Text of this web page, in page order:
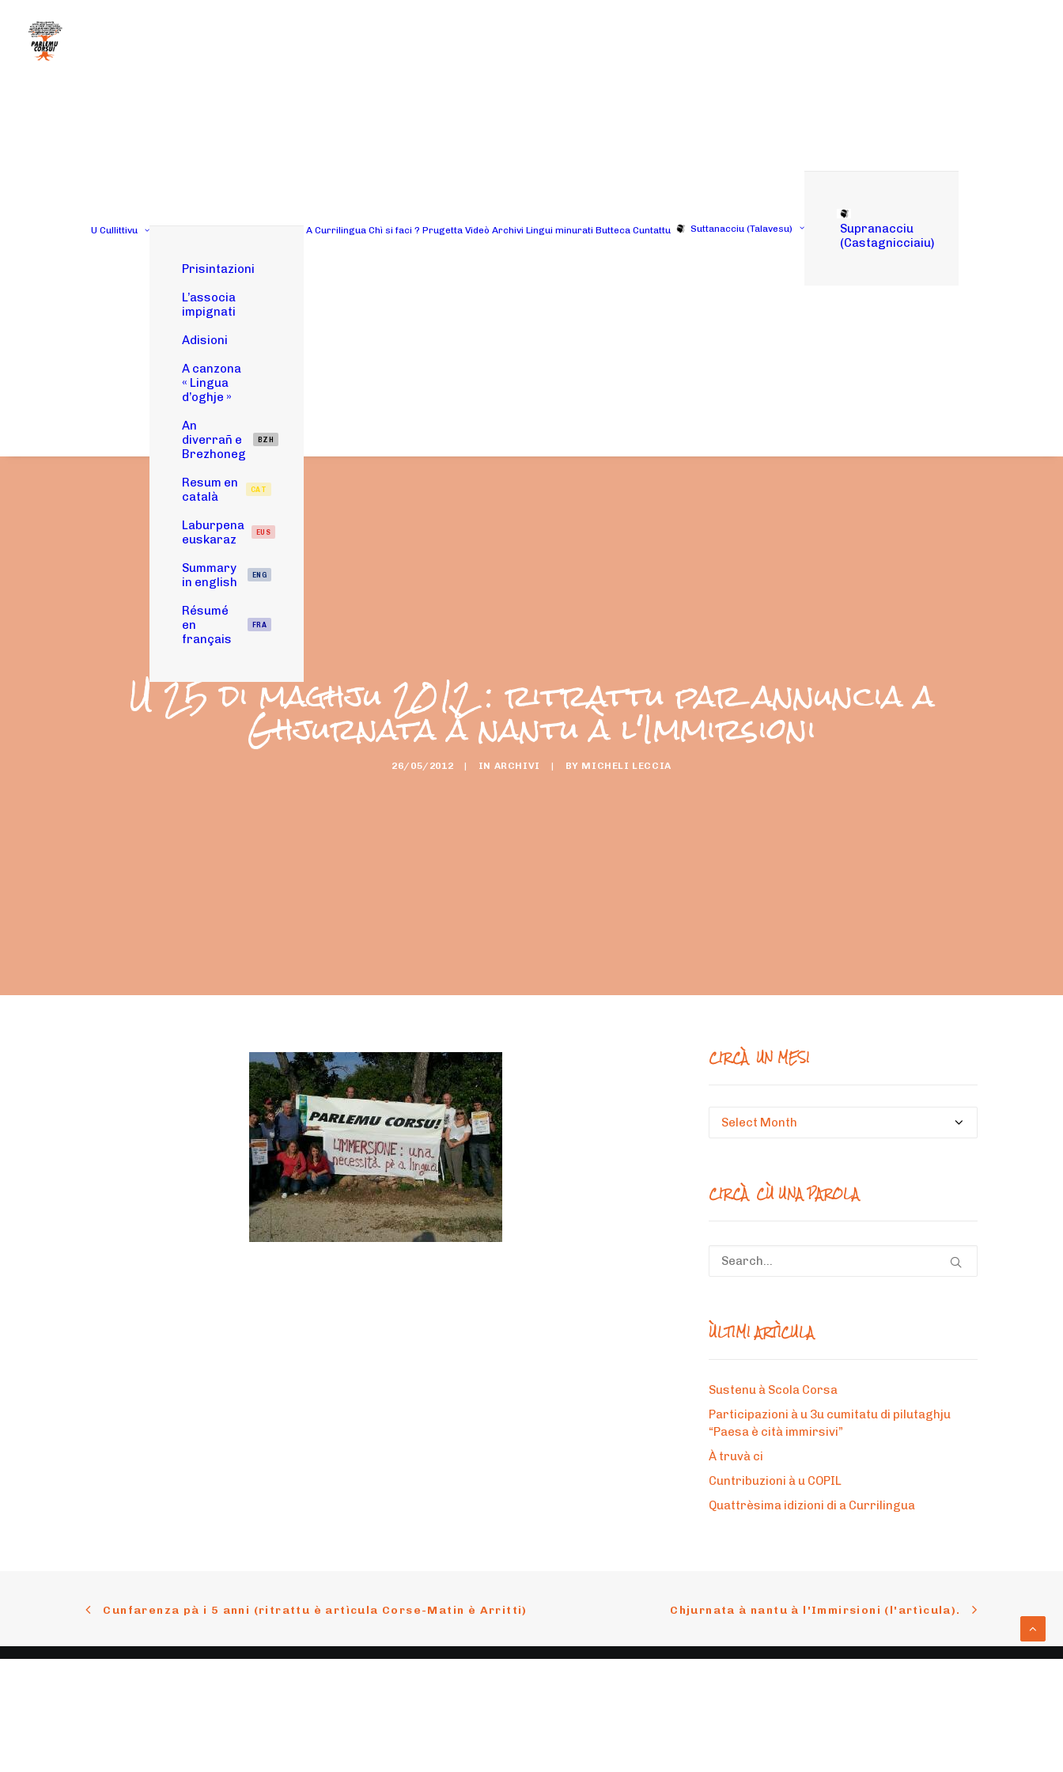
U Cullittivu
Prisintazioni
L’associa
impignati
Adisioni
A canzona
« Lingua
d’oghje »
An
diverrañ e
Brezhoneg
BZH
Resum en
català
CAT
Laburpena
euskaraz
EUS
Summary
in english
ENG
Résumé
en
français
FRA
A Currilingua Chì si faci ? Prugetta Videò Archivi Lingui minurati Butteca Cuntattu Suttanacciu (Talavesu)
Supranacciu
(Castagnicciaiu)
U 25 di maghju 2012 : ritrattu par annuncia a
Ghjurnata à nantu à l'Immirsioni
26/05/2012 | IN ARCHIVI | BY MICHELI LECCIA
CIRCÀ UN MESI
Circà
CIRCÀ CÙ UNA PAROLA
ÙLTIMI ARTÌCULA
Sustenu à Scola Corsa
Participazioni à u 3u cumitatu di pilutaghju
“Paesa è cità immirsivi”
À truvà ci
Cuntribuzioni à u COPIL
Quattrèsima idizioni di a Currilingua
Cunfarenza pà i 5 anni (ritrattu è artìcula Corse-Matin è Arritti) Chjurnata à nantu à l'Immirsioni (l'artìcula).